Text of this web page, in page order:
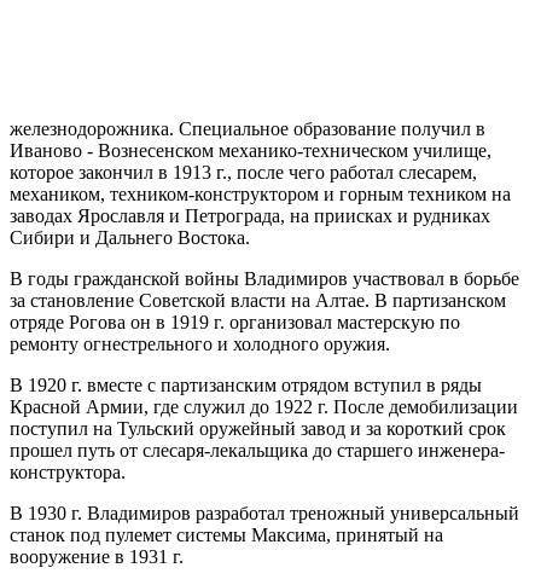
железнодорожника. Специальное образование получил в
Иваново - Вознесенском механико-техническом училище,
которое закончил в 1913 г., после чего работал слесарем,
механиком, техником-конструктором и горным техником на
заводах Ярославля и Петрограда, на приисках и рудниках
Сибири и Дальнего Востока.
В годы гражданской войны Владимиров участвовал в борьбе
за становление Советской власти на Алтае. В партизанском
отряде Рогова он в 1919 г. организовал мастерскую по
ремонту огнестрельного и холодного оружия.
В 1920 г. вместе с партизанским отрядом вступил в ряды
Красной Армии, где служил до 1922 г. После демобилизации
поступил на Тульский оружейный завод и за короткий срок
прошел путь от слесаря-лекальщика до старшего инженера-
конструктора.
В 1930 г. Владимиров разработал треножный универсальный
станок под пулемет системы Максима, принятый на
вооружение в 1931 г.